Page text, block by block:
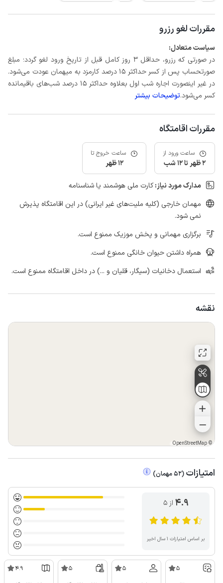
مقررات لغو رزرو
سیاست متعادل:
در صورتی که رزرو، حداقل 3 روز کامل قبل از تاریخ ورود لغو گردد؛ مبلغ
صورتحساب پس از کسر حداکثر 15 درصد کارمزد به میهمان عودت می‌شود.
در غیر اینصورت اجاره شب اول بعلاوه حداکثر 15 درصد شب‌های باقیمانده
کسر می‌شود.توضیحات بیشتر
مقررات اقامتگاه
ساعت ورود از
2 ظهر تا 12 شب
ساعت خروج تا
12 ظهر
مدارک مورد نیاز:کارت ملی هوشمند یا شناسنامه
مهمان خارجی (کلیه ملیت‌های غیر ایرانی) در این اقامتگاه پذیرش
نمی شود.
برگزاری مهمانی و پخش موزیک ممنوع است.
همراه داشتن حیوان خانگی ممنوع است.
استعمال دخانیات (سیگار، قلیان و ...) در داخل اقامتگاه ممنوع است.
نقشه
©
OpenStreetMap
امتیازات (
52مهمان)
4.9 از ۵
بر اساس امتیازات ۱ سال اخیر
5
5
5
4.9